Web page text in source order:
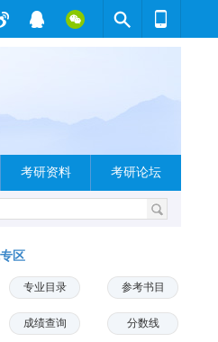
考研资料 考研论坛
区
专业目录 参考书目
成绩查询 分数线